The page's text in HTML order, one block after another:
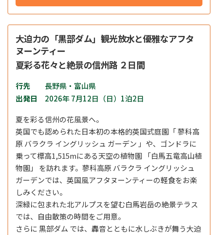
大迫力の「黒部ダム」観光放水と優雅なアフタ
ヌーンティー
夏彩る花々と絶景の信州路 ２日間
行先
長野県・富山県
出発日
2026年 7月12日（日）1泊2日
夏を彩る信州の花風景へ。
英国でも認められた日本初の本格的英国式庭園「 蓼科高
原 バラクラ イングリッシュ ガーデン 」や、ゴンドラに
乗って標高1,515mにある天空の植物園 「白馬五竜高山植
物園」 を訪れます。蓼科高原 バラクラ イングリッシュ
ガーデンでは、英国風アフタヌーンティーの軽食をお楽
しみください。
深緑に包まれた北アルプスを望む白馬岩岳の絶景テラス
では、自由散策の時間をご用意。
さらに 黒部ダム では、轟音とともに水しぶきが舞う大迫